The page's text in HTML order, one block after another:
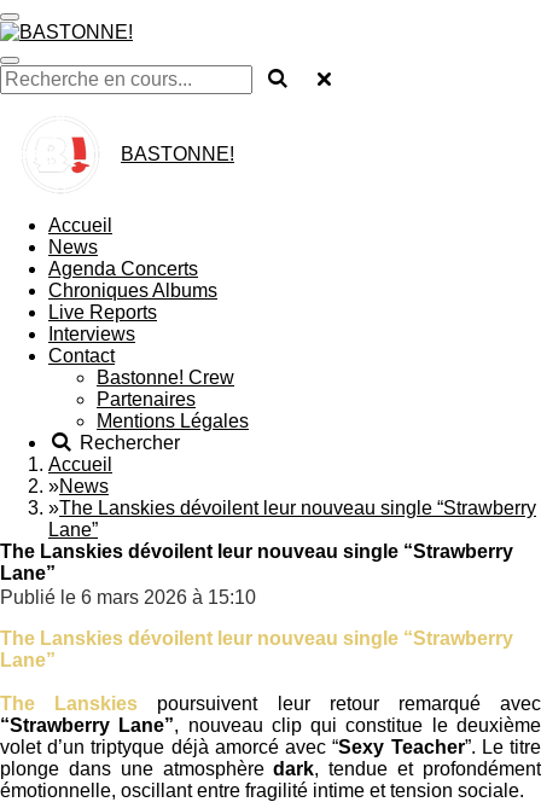
Passer
au
contenu
principal
BASTONNE!
Accueil
News
Agenda Concerts
Chroniques Albums
Live Reports
Interviews
Contact
Bastonne! Crew
Partenaires
Mentions Légales
Rechercher
Accueil
»News
»The Lanskies dévoilent leur nouveau single “Strawberry
Lane”
The Lanskies dévoilent leur nouveau single “Strawberry
Lane”
Publié le 6 mars 2026 à 15:10
The Lanskies dévoilent leur nouveau single “Strawberry
Lane”
The Lanskies poursuivent leur retour remarqué avec
“Strawberry Lane”, nouveau clip qui constitue le deuxième
volet d’un triptyque déjà amorcé avec “Sexy Teacher”. Le titre
plonge dans une atmosphèredark, tendue et profondément
émotionnelle, oscillant entre fragilité intime et tension sociale.